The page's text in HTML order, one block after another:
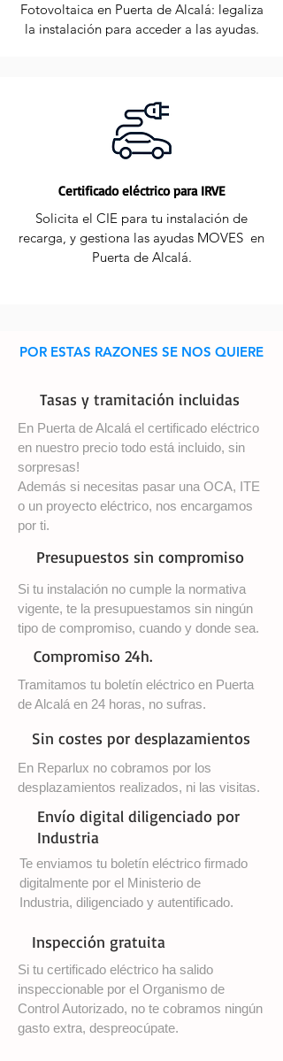
Fotovoltaica en Puerta de Alcalá: legaliza
la instalación para acceder a las ayudas.
Certificado eléctrico para IRVE
Solicita el CIE para tu instalación de
recarga, y gestiona las ayudas MOVES en
Puerta de Alcalá.
POR ESTAS RAZONES SE NOS QUIERE
Tasas y tramitación incluidas
En Puerta de Alcalá el certificado eléctrico
en nuestro precio todo está incluido, sin
sorpresas!
Además si necesitas pasar una OCA, ITE
o un proyecto eléctrico, nos encargamos
por ti.
Presupuestos sin compromiso
Si tu instalación no cumple la normativa
vigente, te la presupuestamos sin ningún
tipo de compromiso, cuando y donde sea.
Compromiso 24h.
Tramitamos tu boletín eléctrico en Puerta
de Alcalá en 24 horas, no sufras.
Sin costes por desplazamientos
En Reparlux no cobramos por los
desplazamientos realizados, ni las visitas.
Envío digital diligenciado por
Industria
Te enviamos tu boletín eléctrico firmado
digitalmente por el Ministerio de
Industria, diligenciado y autentificado.
Inspección gratuita
Si tu certificado eléctrico ha salido
inspeccionable por el Organismo de
Control Autorizado, no te cobramos ningún
gasto extra, despreocúpate.